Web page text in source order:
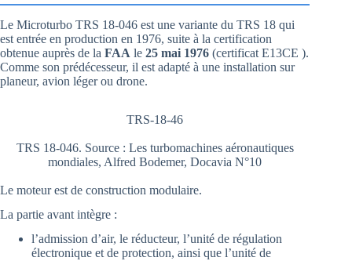
Le Microturbo TRS 18-046 est une variante du TRS 18 qui
est entrée en production en 1976, suite à la certification
obtenue auprès de la FAA le 25 mai 1976 (certificat E13CE ).
Comme son prédécesseur, il est adapté à une installation sur
planeur, avion léger ou drone.
TRS-18-46
TRS 18-046. Source : Les turbomachines aéronautiques
mondiales, Alfred Bodemer, Docavia N°10
Le moteur est de construction modulaire.
La partie avant intègre :
l’admission d’air, le réducteur, l’unité de régulation
électronique et de protection, ainsi que l’unité de